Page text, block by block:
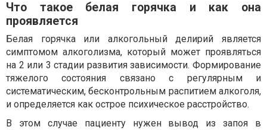
Что такое белая горячка и как она
проявляется
Белая горячка или алкогольный делирий является
симптомом алкоголизма, который может проявляться
на 2 или 3 стадии развития зависимости. Формирование
тяжелого состояния связано с регулярным и
систематическим, бесконтрольным распитием алкоголя,
и определяется как острое психическое расстройство.
В этом случае пациенту нужен вывод из запоя в